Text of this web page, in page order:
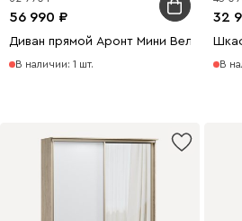
56 990
Диван прямой Аронт Мини Велюр
В наличии: 1 шт.
32
В